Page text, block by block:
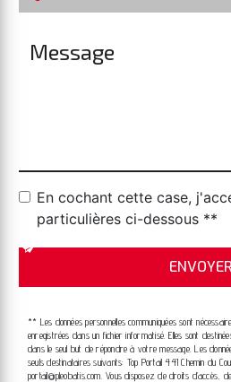
En cochant cette case,
particulières ci-dessous **
ENVOYER
** Les données personnelles communiquées sont
enregistrées dans un fichier informatisé. Elles sont
dans le seul but de répondre à votre message. Les
seuls destinataires suivants: Top Portail 441 Chemin du
portail@pleobatis.com. Vous disposez de droits d’accès,